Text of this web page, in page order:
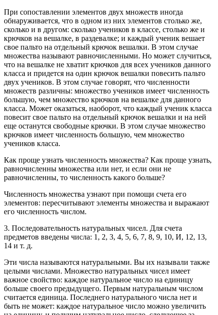
При сопоставлении элементов двух множеств иногда
обнаруживается, что в одном из них элементов столько же,
сколько и в другом: сколько учеников в классе, столько же и
крючков на вешалке, в раздевалке; и каждый ученик вешает
свое пальто на отдельный крючок вешалки. В этом случае
множества называют равночисленными. Но может случиться,
что на вешалке не хватит крючков для всех учеников данного
класса и придется на один крючок вешалки повесить пальто
двух учеников. В этом случае говорят, что численности
множеств различны: множество учеников имеет численность
большую, чем множество крючков на вешалке для данного
класса. Может оказаться, наоборот, что каждый ученик класса
повесит свое пальто на отдельный крючок вешалки и на ней
еще останутся свободные крючки. В этом случае множество
крючков имеет численность большую, чем множество
учеников класса.
Как проще узнать численность множества? Как проще узнать,
равночисленны множества или нет, и если они не
равночисленны, то численность какого больше?
Численность множества узнают при помощи счета его
элементов: пересчитывают элементы множества и выражают
его численность числом.
3. Последовательность натуральных чисел. Для счета
предметов введены числа: 1, 2, 3, 4, 5, 6, 7, 8, 9, 10, И, 12, 13,
14 и т. д.
Эти числа называются натуральными. Вы их называли также
целыми числами. Множество натуральных чисел имеет
важное свойство: каждое натуральное число на единицу
больше своего предыдущего. Первым натуральным числом
считается единица. Последнего натурального числа нет и
быть не может: каждое натуральное число можно увеличить